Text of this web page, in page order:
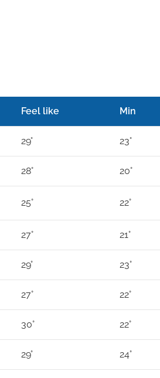
Feel like Min
29° 23°
28° 20°
25° 22°
27° 21°
29° 23°
27° 22°
30° 22°
29° 24°